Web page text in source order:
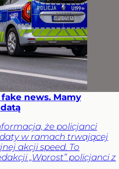
news. Mamy
że policjanci
w ramach trwającej
akcji speed. To
„Wprost” policjanci z